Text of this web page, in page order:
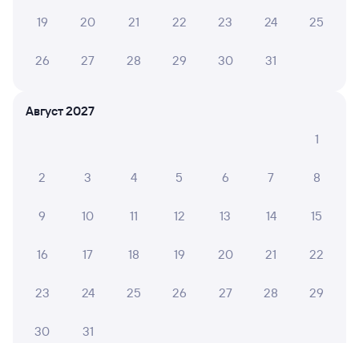
Отели Тынды
Авиабилеты Братск — Тында
19 20 21 22 23 24 25
26 27 28 29 30 31
Август 2027
1
2 3 4 5 6 7 8
9 10 11 12 13 14 15
16 17 18 19 20 21 22
23 24 25 26 27 28 29
30 31